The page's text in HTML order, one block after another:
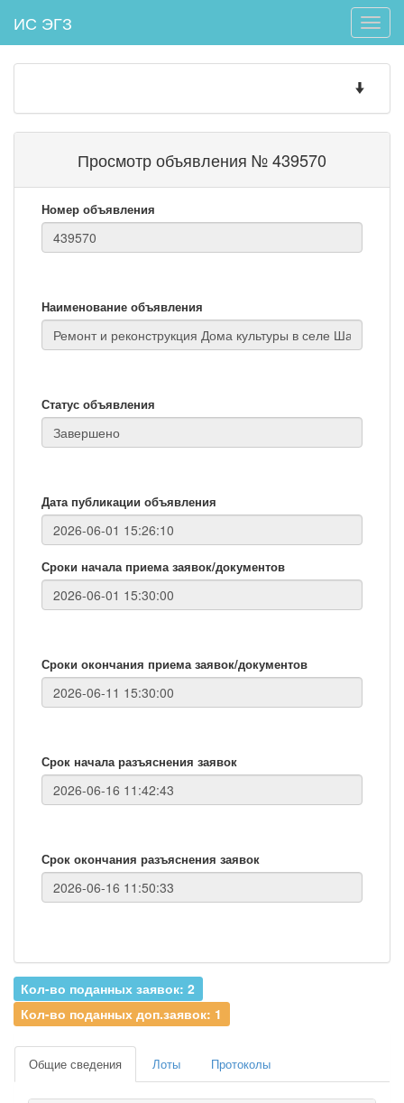
Toggle
ИС ЭГЗ
Toggle
Просмотр объявления № 439570
Номер объявления
Наименование объявления
Статус объявления
Дата публикации объявления
Сроки начала приема заявок/документов
Сроки окончания приема заявок/документов
Срок начала разъяснения заявок
Срок окончания разъяснения заявок
Кол-во поданных заявок: 2
Кол-во поданных доп.заявок: 1
Общие сведения Лоты Протоколы